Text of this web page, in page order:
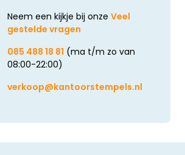
Neem een kijkje bij onze Veel
gestelde vragen
085 488 18 81 (ma t/m zo van
08:00-22:00)
verkoop@kantoorstempels.nl